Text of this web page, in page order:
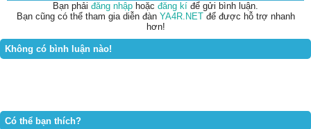
Bạn phải đăng nhập hoặc đăng kí để gửi bình luận.
Bạn cũng có thể tham gia diễn đàn YA4R.NETđể được hỗ trợ nhanh
hơn!
Không có bình luận nào!
Có thể bạn thích?